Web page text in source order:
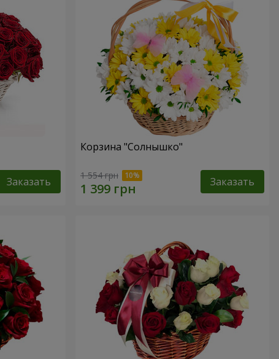
Заказать
Корзина "Солнышко"
1 554 грн Заказать